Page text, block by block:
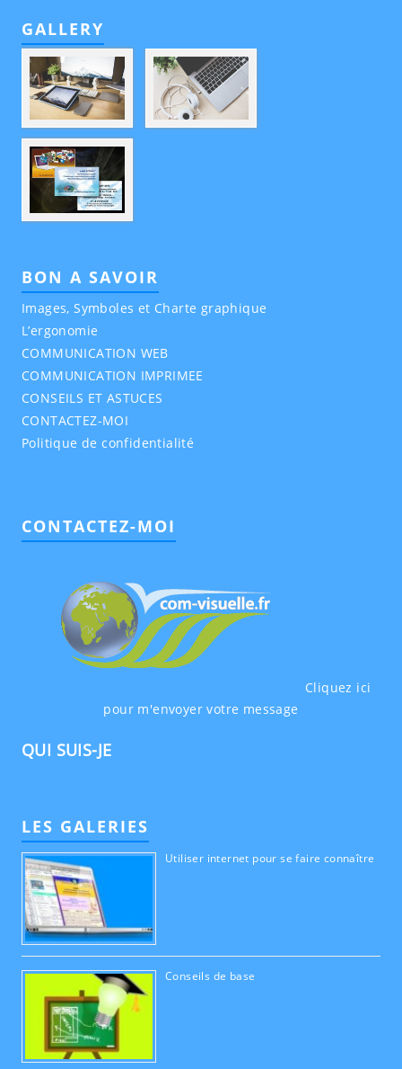
GALLERY
BON A SAVOIR
Images, Symboles et Charte graphique
L’ergonomie
COMMUNICATION WEB
COMMUNICATION IMPRIMEE
CONSEILS ET ASTUCES
CONTACTEZ-MOI
Politique de confidentialité
CONTACTEZ-MOI
Cliquez ici
pour m'envoyer votre message
QUI SUIS-JE
LES GALERIES
Utiliser internet pour se faire connaître
Conseils de base